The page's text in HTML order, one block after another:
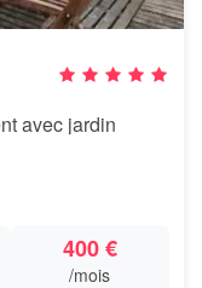
avec jardin
400 €
/mois